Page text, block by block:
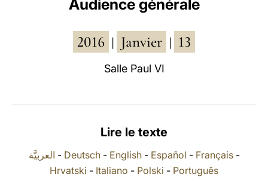
POLSKI
Audience générale
2016 Janvier 13
Salle Paul VI
Lire le texte
العربيَّة - Deutsch- English- Español - Français-
Hrvatski - Italiano - Polski - Português